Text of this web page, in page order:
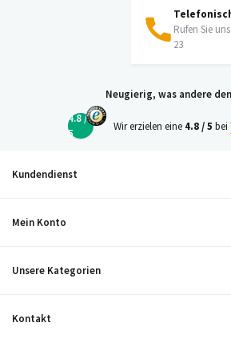
Rufen Sie
23
Neugierig, was andere
4.8 /
5
Wir erzielen eine 4.8 / 5 bei
Kundendienst
Mein Konto
Unsere Kategorien
Kontakt